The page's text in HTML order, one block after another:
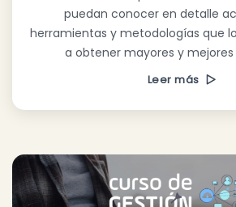
puedan conocer en detalle
herramientas y metodologías que
a obtener mayores y mejores
Leer más